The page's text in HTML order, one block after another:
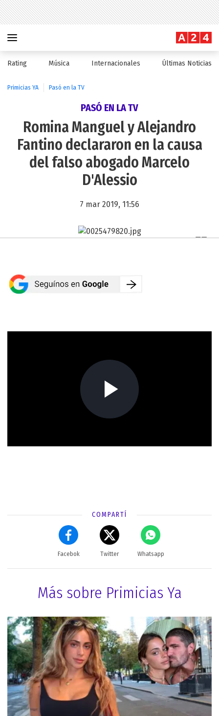
Rating Música Internacionales Últimas Noticias
Primicias YA Pasó en la TV
PASÓ EN LA TV
Romina Manguel y Alejandro
Fantino declararon en la causa
del falso abogado Marcelo
D'Alessio
7 mar 2019, 11:56
COMPARTÍ
Facebok Twitter Whatsapp
Más sobre Primicias Ya